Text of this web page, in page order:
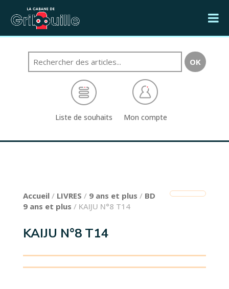
Liste de souhaits Mon compte
Accueil/ LIVRES / 9 ans et plus / BD
9 ans et plus / KAIJU N°8 T14
KAIJU N°8 T14